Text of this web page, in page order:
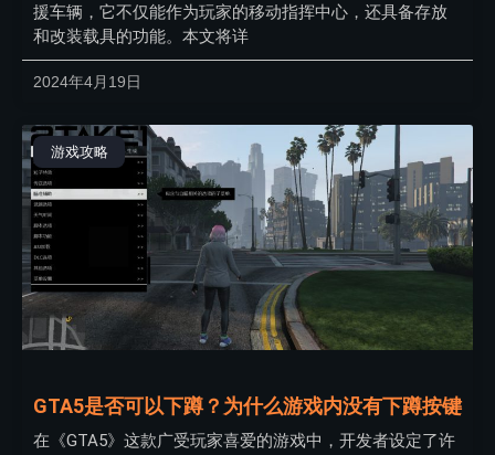
援车辆，它不仅能作为玩家的移动指挥中心，还具备存放
和改装载具的功能。本文将详
2024年4月19日
游戏攻略
GTA5是否可以下蹲？为什么游戏内没有下蹲按键
在《GTA5》这款广受玩家喜爱的游戏中，开发者设定了许